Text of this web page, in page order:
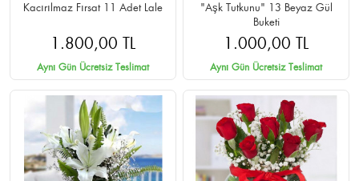
Kacırılmaz Fırsat 11 Adet Lale
1.800,00 TL
Aynı Gün Ücretsiz Teslimat
"Aşk Tutkunu" 13 Beyaz Gül
Buketi
1.000,00 TL
Aynı Gün Ücretsiz Teslimat